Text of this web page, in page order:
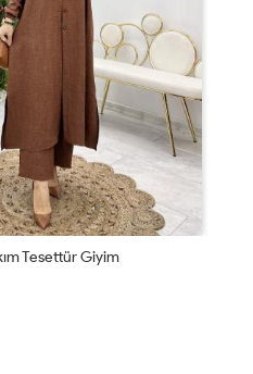
Tesettür Giyim